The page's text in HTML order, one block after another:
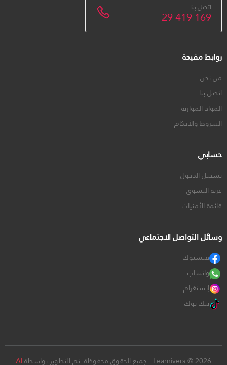
اتصل بنا
29 419 169
روابط مفيدة
من نحن
اتصل بنا
المواد الموازية
الشروط والأحكام
حسابي
تسجيل الدخول
عربة التسوق
قائمة الأمنيات
وسائل التواصل الاجتماعي
فيسبوك
واتساب
إنستغرام
تيك توك
Learnivers © 2026 . جميع الحقوق محفوظة. تم التطوير بواسطة Al